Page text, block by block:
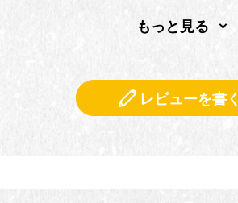
もっと見る
レビューを書く